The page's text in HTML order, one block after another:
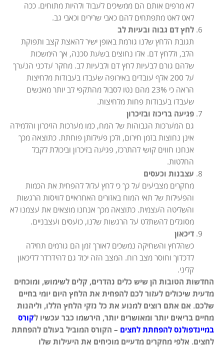
לא מרפים אותם הם ממשיכים לעבוד ולהיות מתוחים. ככה
לאט לאט מתפתחים להם כאבי שרירים וכאבי גב.
לחץ דם גבוה ובעיות לב
תגובת הלחץ שלנו גורמת באופן ישיר להאצת קצב ותפוקת
הלב, וללחץ דם. אלו נחוצים בשעת סכנה, אך הימשכות
שלהם גורם לבעיות לחץ דם ולבעיות לב. מחקר עדכני הנערך
על 200 אלף עובדים באירופה שעבדו בעבודות מלחיצות
הראה כי 23% מהם נטו לסבול מהתקפי לב יותר מאנשים
שעבדו בעבודות פחות מלחיצות.
פגיעה בריכוז ובזיכרון
גם המערכות הגבוהות של המח, כמו מערכות הזיכרון והלמידה
אינן נחוצות בזמן חירום, ולכן פעילותן פוחתת. כתוצאה מכך
אנחנו חווים קושי להתרכז, פגיעה בזיכרון וביכולת לקבל
החלטות.
עצבנות וכעסים
מחקרים מצביעים על כך כי לחץ עלול להפחית את הכמות
והפעילות של תאי המוח באזורים האחראיים לוויסות הרגשות
והשליטה העצמית. כתוצאה מכך אנחנו מוצאים את עצמנו לא
מסוגלים להשתלט על הרגשות שלנו, כועסים ועצבניים.
דיכאון
כשהלחץ והשחיקה נמשכים לאורך זמן הם גורמים תחילה
לדכדוך וחוסר מצב רוח. המצב הזה יכול גם להידרדר לדיכאון
קליני.
החדשות הטובות הן שיש כלים נהדרים, קלים לשימוש, ומוכחים
מדעית שיכולים לעזור לכם להפחית את הלחץ היום יומי בחיים
שלכם. אם אתם רוצים למנוע את כל נזקי הלחץ הללו, וליהנות
מחיים בריאים יותר ומאושרים יותר, הירשמו כבר עכשיו לקורס
במיינדפולנס להפחתת לחצים – הקורס המוביל בעולם להפחתת
לחצים. אלפי מחקרים מדעיים מוכיחים את היעילות שלו